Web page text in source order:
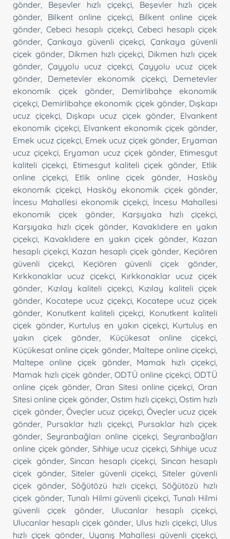
gönder
Beşevler hızlı çiçekçi, Beşevler hızlı çiçek
gönder
Bilkent online çiçekçi, Bilkent online çiçek
gönder ,Cebeci hesaplı çiçekçi, Cebeci hesaplı çiçek
gönder
Çankaya güvenli çiçekçi
Çankaya güvenli
çiçek gönder, Dikmen hızlı çiçekçi Dikmen hızlı çiçek
gönder
Çayyolu ucuz çiçekçi, Çayyolu ucuz çiçek
gönder
Demetevler ekonomik çiçekçi
Demetevler
ekonomik çiçek gönder
Demirlibahçe ekonomik
çiçekçi Demirlibahçe ekonomik çiçek gönder, Dışkapı
ucuz çiçekçi, Dışkapı ucuz çiçek gönder
Elvankent
ekonomik çiçekçi, Elvankent ekonomik çiçek gönder
Emek ucuz çiçekçi Emek ucuz çiçek gönder Eryaman
ucuz çiçekçi Eryaman ucuz çiçek gönder, Etimesgut
kaliteli çiçekçi
Etimesgut kaliteli çiçek gönder, Etlik
online çiçekçi, Etlik online çiçek gönder
Hasköy
ekonomik çiçekçi
Hasköy ekonomik çiçek gönder
İncesu Mahallesi ekonomik çiçekçi İncesu Mahallesi
ekonomik çiçek gönder
Karşıyaka hızlı çiçekçi
Karşıyaka hızlı çiçek gönder
Kavaklıdere en yakın
çiçekçi
Kavaklıdere en yakın çiçek gönder, Kazan
hesaplı çiçekçi, Kazan hesaplı çiçek gönder Keçiören
güvenli çiçekçi, Keçiören güvenli çiçek gönder
Kırkkonaklar ucuz çiçekçi
Kırkkonaklar ucuz çiçek
gönder
Kızılay kaliteli çiçekçi, Kızılay kaliteli çiçek
gönder Kocatepe ucuz çiçekçi, Kocatepe ucuz çiçek
gönder
Konutkent kaliteli çiçekçi
Konutkent kaliteli
çiçek gönder, Kurtuluş en yakın çiçekçi, Kurtuluş en
yakın çiçek gönder
Küçükesat online çiçekçi
Küçükesat online çiçek gönder, Maltepe online çiçekçi
Maltepe online çiçek gönder, Mamak hızlı çiçekçi
Mamak hızlı çiçek gönder ODTÜ online çiçekçi ODTÜ
online çiçek gönder ,Oran Sitesi online çiçekçi ,Oran
Sitesi online çiçek gönder Ostim hızlı çiçekçi Ostim hızlı
çiçek gönder ,Öveçler ucuz çiçekçi, Öveçler ucuz çiçek
gönder
Pursaklar hızlı çiçekçi, Pursaklar hızlı çiçek
gönder Seyranbağları online çiçekçi Seyranbağları
online çiçek gönder Sıhhiye ucuz çiçekçi,Sıhhiye ucuz
çiçek gönder, Sincan hesaplı çiçekçi Sincan hesaplı
çiçek gönder, Siteler güvenli çiçekçi ,Siteler güvenli
çiçek gönder, Söğütözü hızlı çiçekçi ,Söğütözü hızlı
çiçek gönder, Tunalı Hilmi güvenli çiçekçi ,Tunalı Hilmi
güvenli çiçek gönder, Ulucanlar hesaplı çiçekçi
Ulucanlar hesaplı çiçek gönder Ulus hızlı çiçekçi, Ulus
hızlı çiçek gönder, Uyanış Mahallesi güvenli çiçekçi